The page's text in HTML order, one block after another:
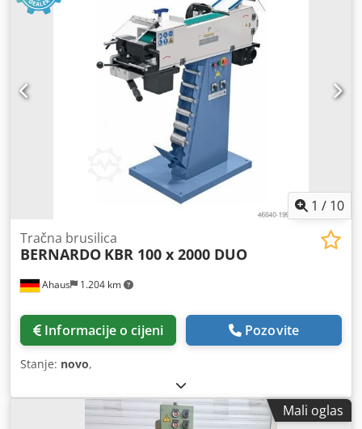
1 / 10
Ahaus 1.204 km
Tračna brusilica
BERNARDO KBR 100 x 2000 DUO
Informacije o cijeni Pozovite
Stanje: novo,
Mali oglas